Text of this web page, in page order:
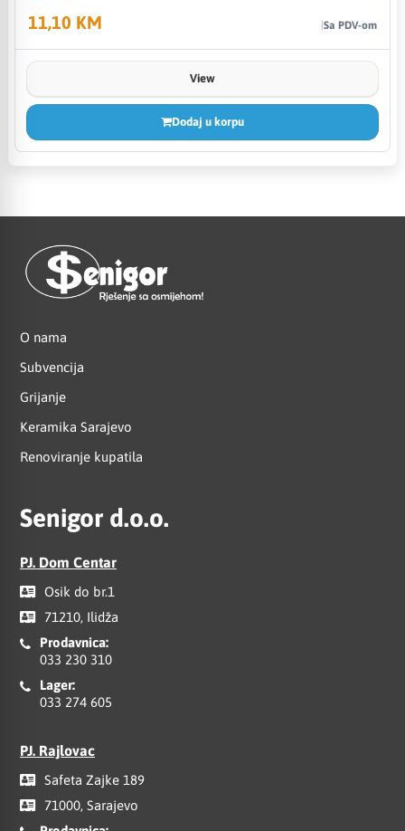
11,10 KM Sa PDV-om
View
Dodaj u korpu
O nama
Subvencija
Grijanje
Keramika Sarajevo
Renoviranje kupatila
Senigor d.o.o.
PJ. Dom Centar
Osik do br.1
71210, Ilidža
Prodavnica:
033 230 310
Lager:
033 274 605
PJ. Rajlovac
Safeta Zajke 189
71000, Sarajevo